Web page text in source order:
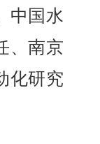
中国水
、南京
化研究